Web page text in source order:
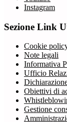
Instagram
Sezione Link
Cookie
Note legali
Informativa
Ufficio
Obiettivi di
Gestione